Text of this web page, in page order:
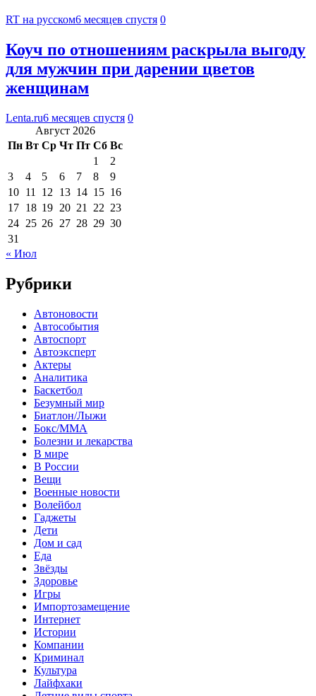
RT на русском6 месяцев спустя 0
Коуч по отношениям раскрыла выгоду
для мужчин при дарении цветов
женщинам
Lenta.ru6 месяцев спустя 0
Август 2026
Пн Вт Ср Чт Пт Сб Вс
1
2
3
4 5 6 7 8
9
10 11 12 13 14 15 16
17 18 19 20 21 22 23
24 25 26 27 28 29 30
31
« Июл
Рубрики
Автоновости
Автособытия
Автоспорт
Автоэксперт
Актеры
Аналитика
Баскетбол
Безумный мир
Биатлон/Лыжи
Бокс/MMA
Болезни и лекарства
В мире
В России
Вещи
Военные новости
Волейбол
Гаджеты
Дети
Дом и сад
Еда
Звёзды
Здоровье
Игры
Импортозамещение
Интернет
Истории
Компании
Криминал
Культура
Лайфхаки